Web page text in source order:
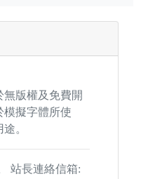
版權及免費開
模擬字體所使
。
站長連絡信箱: